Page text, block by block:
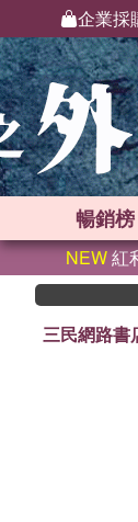
企業採
暢銷榜
NEW紅
三民網路書